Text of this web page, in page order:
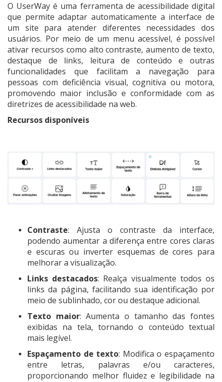
O UserWay é uma ferramenta de acessibilidade digital
que permite adaptar automaticamente a interface de
um site para atender diferentes necessidades dos
usuários. Por meio de um menu acessível, é possível
ativar recursos como alto contraste, aumento de texto,
destaque de links, leitura de conteúdo e outras
funcionalidades que facilitam a navegação para
pessoas com deficiência visual, cognitiva ou motora,
promovendo maior inclusão e conformidade com as
diretrizes de acessibilidade na web.
Recursos disponíveis
Contraste: Ajusta o contraste da interface,
podendo aumentar a diferença entre cores claras
e escuras ou inverter esquemas de cores para
melhorar a visualização.
Links destacados: Realça visualmente todos os
links da página, facilitando sua identificação por
meio de sublinhado, cor ou destaque adicional.
Texto maior: Aumenta o tamanho das fontes
exibidas na tela, tornando o conteúdo textual
mais legível.
Espaçamento de texto: Modifica o espaçamento
entre letras, palavras e/ou caracteres,
proporcionando melhor fluidez e legibilidade na